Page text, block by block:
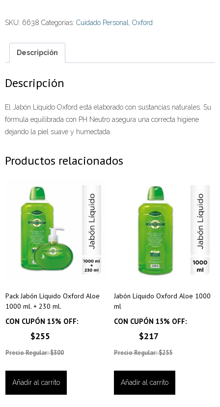
1000
cantidad
SKU: 6638 Categorías: Cuidado Personal Oxford
Descripción
Descripción
El Jabón Líquido Oxford está elaborado con sustancias naturales. Su
fórmula equilibrada con PH Neutro asegura una correcta higiene
dejando la piel suave y humectada.
Productos relacionados
Pack Jabón Líquido Oxford Aloe
1000 ml. + 230 ml.
CON CUPÓN 15% OFF:
$255
Precio Regular: $300
Añadir al carrito
Jabón Líquido Oxford Aloe 1000
ml
CON CUPÓN 15% OFF:
$217
Precio Regular: $255
Añadir al carrito